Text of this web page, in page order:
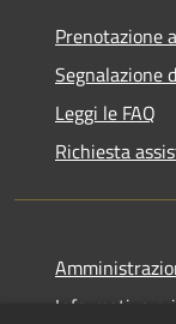
Prenotazione
Segnalazione
Leggi le FAQ
Richiesta
Informativa